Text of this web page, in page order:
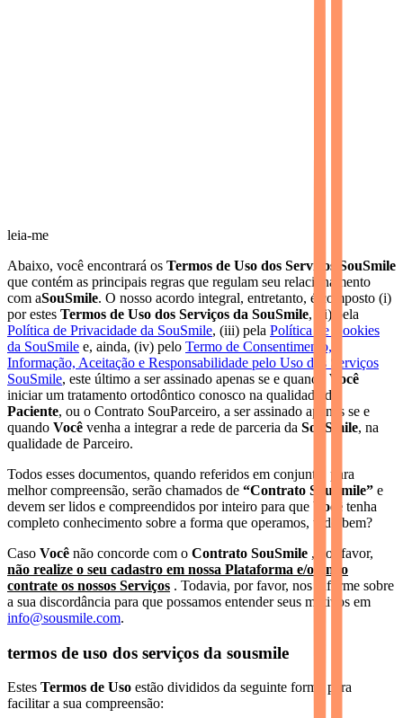
leia-me
Abaixo, você encontrará os Termos de Uso dos Serviços SouSmile
que contém as principais regras que regulam seu relacionamento
com aSouSmile. O nosso acordo integral, entretanto, é composto (i)
por estes Termos de Uso dos Serviços da SouSmile, (ii) pela
Política de Privacidade da SouSmile, (iii) pela Política de Cookies
da SouSmile e, ainda, (iv) pelo Termo de Consentimento,
Informação, Aceitação e Responsabilidade pelo Uso dos Serviços
SouSmile, este último a ser assinado apenas se e quando
Você
iniciar um tratamento ortodôntico conosco na qualidade de
Paciente, ou o Contrato SouParceiro, a ser assinado apenas se e
quando Você venha a integrar a rede de parceria da SouSmile, na
qualidade de Parceiro.
Todos esses documentos, quando referidos em conjunto, para
melhor compreensão, serão chamados de “Contrato SouSmile” e
devem ser lidos e compreendidos por inteiro para que Você tenha
completo conhecimento sobre a forma que operamos, tudo bem?
Caso Você não concorde com o Contrato SouSmile , por favor,
não realize o seu cadastro em nossa Plataforma e/ou não
contrate os nossos Serviços . Todavia, por favor, nos informe sobre
a sua discordância para que possamos entender seus motivos em
info@sousmile.com.
termos de uso dos serviços da sousmile
Estes Termos de Uso estão divididos da seguinte forma para
facilitar a sua compreensão: